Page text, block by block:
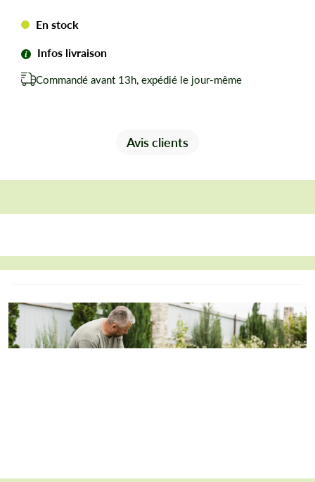
En stock
Infos livraison
Commandé avant 13h, expédié le jour-même
Avis clients